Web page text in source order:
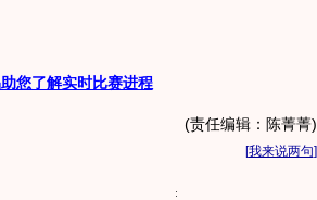
您了解实时比赛进程
(责任编辑：陈菁菁)
[我来说两句]